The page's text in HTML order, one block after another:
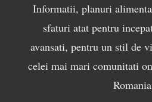
Informatii, planuri
sfaturi atat pentru
avansati, pentru un stil de
celei mai mari comunitati